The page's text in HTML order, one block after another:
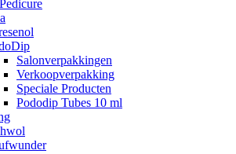
Salonverpakkingen
Verkoopverpakking
Speciale Producten
Pododip Tubes 10 ml